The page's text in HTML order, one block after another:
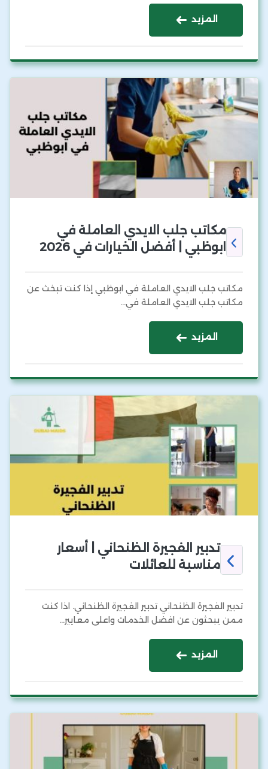
المزيد
مكاتب جلب الايدي العاملة في
ابوظبي | أفضل الخيارات في 2026
مكاتب جلب الايدي العاملة في ابوظبي إذا كنت تبخث عن
مكاتب جلب الايدي العاملة في…
المزيد
تدبير الفجيرة الظنحاني | أسعار
مناسبة للعائلات
تدبير الفجيرة الظنحاني تدبير الفجيرة الظنحاني. اذا كنت
ممن يبحثون عن افضل الخدمات واعلى معايير…
المزيد